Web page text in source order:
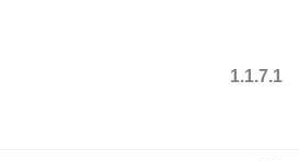
1.1.7.1